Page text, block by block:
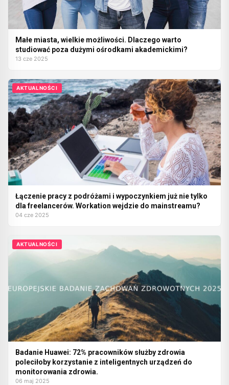
Małe miasta, wielkie możliwości. Dlaczego warto
studiować poza dużymi ośrodkami akademickimi?
13 cze 2025
AKTUALNOŚCI
Łączenie pracy z podróżami i wypoczynkiem już nie tylko
dla freelancerów. Workation wejdzie do mainstreamu?
04 cze 2025
AKTUALNOŚCI
Badanie Huawei: 72% pracowników służby zdrowia
poleciłoby korzystanie z inteligentnych urządzeń do
monitorowania zdrowia.
06 maj 2025